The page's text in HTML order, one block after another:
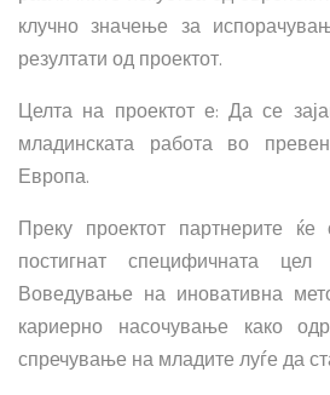
клучно значење за
резултати од проектот.
Целта на проектот е: Да се
младинската работа во
Европа.
Преку проектот партнерите
постигнат специфичната
Воведување на иновативна
кариерно насочување како
спречување на младите луѓе да